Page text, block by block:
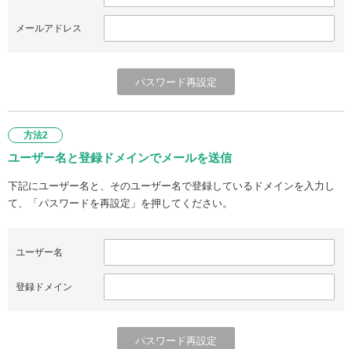
メールアドレス
方法2
ユーザー名と登録ドメインでメールを送信
下記にユーザー名と、そのユーザー名で登録しているドメインを入力し
て、「パスワードを再設定」を押してください。
ユーザー名
登録ドメイン